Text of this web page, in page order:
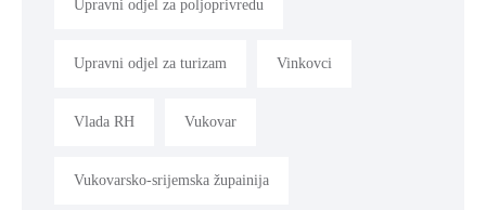
Upravni odjel za poljoprivredu
Upravni odjel za turizam Vinkovci
Vlada RH Vukovar
Vukovarsko-srijemska župainija